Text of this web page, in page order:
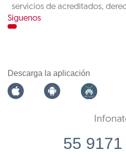
servicios de acreditados,
Síguenos
Descarga la aplicación
55